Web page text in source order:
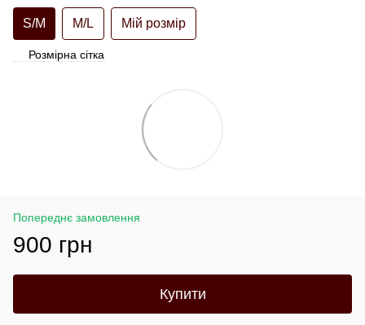
S/M M/L Мій розмір
Розмірна сітка
Попереднє замовлення
900 грн
Купити